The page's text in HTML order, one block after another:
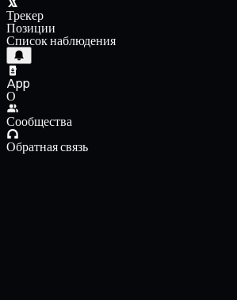
Трекер
Позиции
Список наблюдения
App
О
Сообщества
Обратная связь